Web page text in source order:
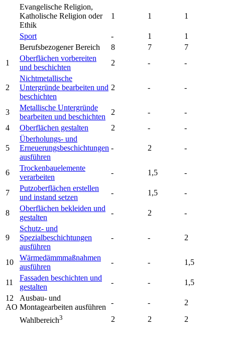
Evangelische Religion,
Katholische Religion oder
Ethik
1 1 1
Sport - 1
1
Berufsbezogener Bereich
8 7
7
1
Oberflächen vorbereiten
und beschichten
2 - -
2
Nichtmetallische
Untergründe bearbeiten und
beschichten
2 - -
3
Metallische Untergründe
bearbeiten und beschichten
2 -
-
4
Oberflächen gestalten 2 - -
5
Überholungs- und
Erneuerungsbeschichtungen
ausführen
- 2 -
6
Trockenbauelemente
verarbeiten
- 1,5 -
7
Putzoberflächen erstellen
und instand setzen
- 1,5 -
8
Oberflächen bekleiden und
gestalten
- 2 -
9
Schutz- und
Spezialbeschichtungen
ausführen
- - 2
10
Wärmedämmmaßnahmen
ausführen
- - 1,5
11
Fassaden beschichten und
gestalten
- -
1,5
12
AO
Ausbau- und
Montagearbeiten ausführen
- - 2
Wahlbereich3 2 2 2